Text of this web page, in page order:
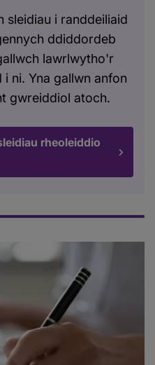
sleidiau i randdeiliaid
ddiddordeb
lawrlwytho'r
ni. Yna gallwn anfon
gwreiddiol atoch.
rheoleiddio